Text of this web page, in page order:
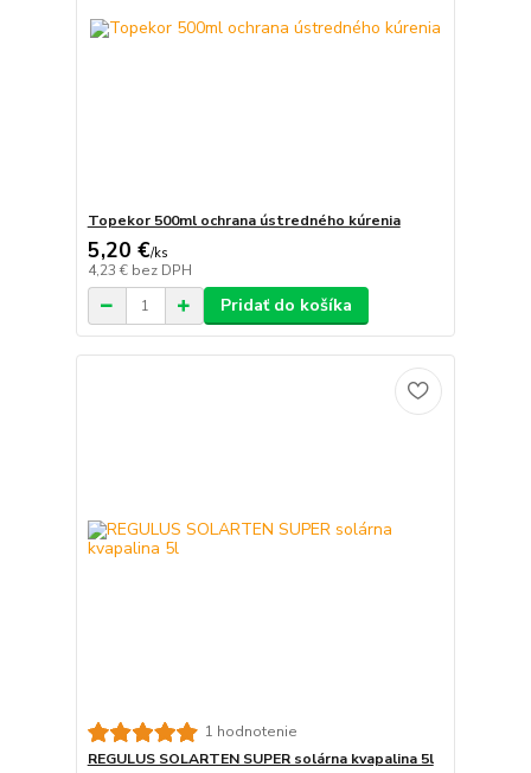
Topekor 500ml ochrana ústredného kúrenia
5,20 €/ks
4,23 € bez DPH
Pridať do košíka
1 hodnotenie
REGULUS SOLARTEN SUPER solárna kvapalina 5l